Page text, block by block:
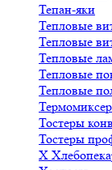
Тепан-яки
Тепловые
Тепловые
Тепловые
Тепловые
Тепловые
Тостеры
Тостеры
Х